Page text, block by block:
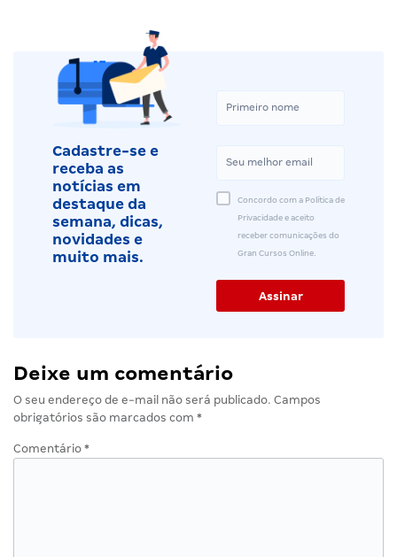
Cadastre-se e
receba as
notícias em
destaque da
semana, dicas,
novidades e
muito mais.
Concordo com a Política de
Privacidade e aceito
receber comunicações do
Gran Cursos Online.
Deixe um comentário
O seu endereço de e-mail não será publicado. Campos
obrigatórios são marcados com *
Comentário *